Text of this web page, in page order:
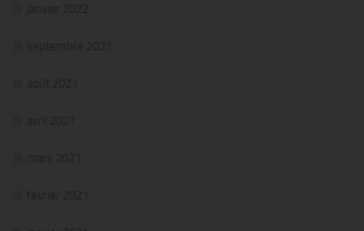
janvier 2022
septembre 2021
août 2021
avril 2021
mars 2021
février 2021